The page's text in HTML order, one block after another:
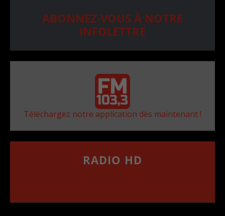
ABONNEZ-VOUS À NOTRE
INFOLETTRE
Téléchargez notre application dès maintenant !
RADIO HD